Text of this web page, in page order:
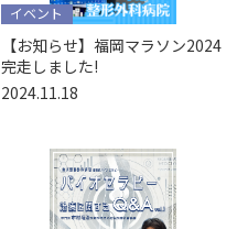
イベント
【お知らせ】福岡マラソン2024
完走しました!
2024.11.18